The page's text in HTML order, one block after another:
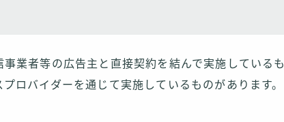
業者等の広告主と直接契約を結んで実施しているも
ロバイダーを通じて実施しているものがあります。